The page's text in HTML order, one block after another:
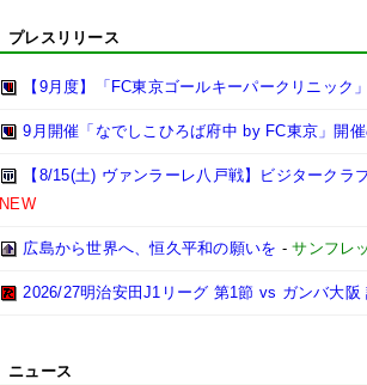
プレスリリース
【9月度】「FC東京ゴールキーパークリニック
9月開催「なでしこひろば府中 by FC東京」開
【8/15(土) ヴァンラーレ八戸戦】ビジタークラ
NEW
広島から世界へ、恒久平和の願いを -サンフレ
2026/27明治安田J1リーグ 第1節 vs ガンバ大阪
ニュース